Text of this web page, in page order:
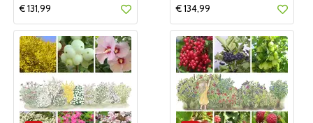
€ 131,99
€ 134,99